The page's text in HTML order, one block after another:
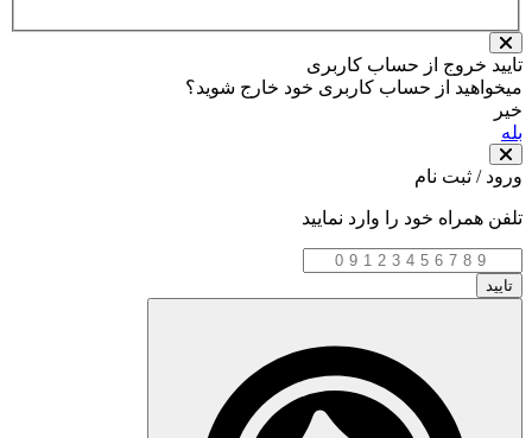
تایید خروج از حساب کاربری
میخواهید از حساب کاربری خود خارج شوید؟
خیر
بله
ورود / ثبت نام
تلفن همراه خود را وارد نمایید
تایید